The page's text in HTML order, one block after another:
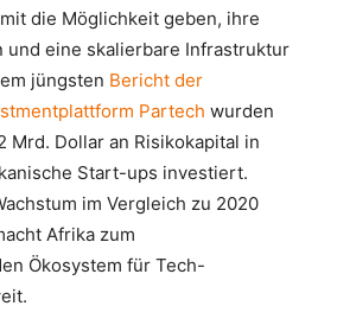
die Möglichkeit geben, ihre
und eine skalierbare Infrastruktur
jüngsten Bericht der
Partech wurden
Mrd. Dollar an Risikokapital in
Start-ups investiert.
im Vergleich zu 2020
Afrika zum
Ökosystem für Tech-